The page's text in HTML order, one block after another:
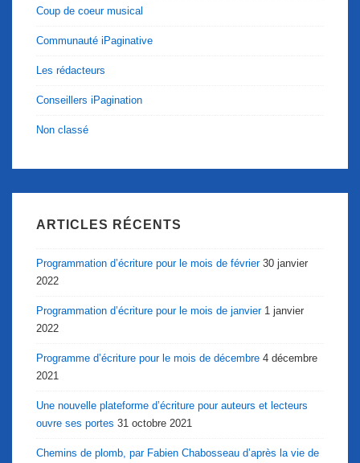
Coup de coeur musical
Communauté iPaginative
Les rédacteurs
Conseillers iPagination
Non classé
ARTICLES RÉCENTS
Programmation d’écriture pour le mois de février 30 janvier
2022
Programmation d’écriture pour le mois de janvier 1 janvier
2022
Programme d’écriture pour le mois de décembre 4 décembre
2021
Une nouvelle plateforme d’écriture pour auteurs et lecteurs
ouvre ses portes 31 octobre 2021
Chemins de plomb, par Fabien Chabosseau d’après la vie de